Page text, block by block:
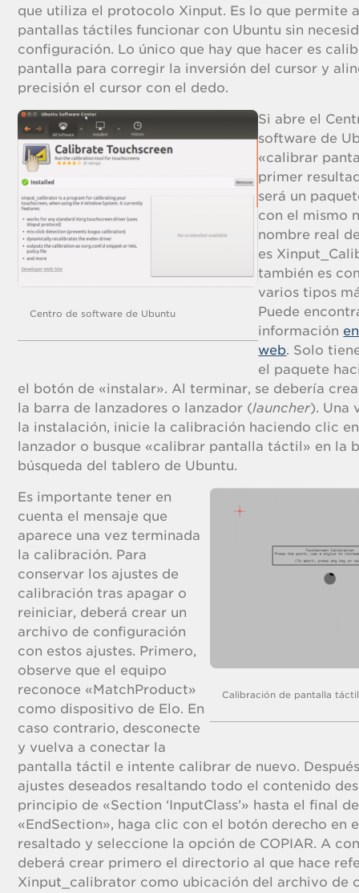
que utiliza el protocolo Xinput. Es lo que permite
pantallas táctiles funcionar con Ubuntu sin
configuración. Lo único que hay que hacer es
pantalla para corregir la inversión del cursor y
precisión el cursor con el dedo.
Centro de software de Ubuntu
Si abre el
software de
«calibrar
primer
será un
con el mismo
nombre real
es
también es
varios tipos
Puede
información
web. Solo
el paquete
el botón de «instalar». Al terminar, se debería
la barra de lanzadores o lanzador (launcher). Una
la instalación, inicie la calibración haciendo clic
lanzador o busque «calibrar pantalla táctil» en la
búsqueda del tablero de Ubuntu.
Calibración de pantalla
Es importante tener en
cuenta el mensaje que
aparece una vez terminada
la calibración. Para
conservar los ajustes de
calibración tras apagar o
reiniciar, deberá crear un
archivo de configuración
con estos ajustes. Primero,
observe que el equipo
reconoce «MatchProduct»
como dispositivo de Elo. En
caso contrario, desconecte
y vuelva a conectar la
pantalla táctil e intente calibrar de nuevo.
ajustes deseados resaltando todo el contenido
principio de «Section ‘InputClass’» hasta el final de
«EndSection», haga clic con el botón derecho en
resaltado y seleccione la opción de COPIAR. A
deberá crear primero el directorio al que hace
Xinput_calibrator como ubicación del archivo de